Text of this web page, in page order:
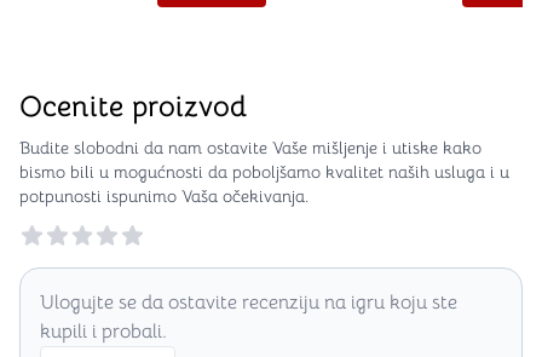
Ocenite proizvod
Budite slobodni da nam ostavite Vaše mišljenje i utiske kako
bismo bili u mogućnosti da poboljšamo kvalitet naših usluga i u
potpunosti ispunimo Vaša očekivanja.
Reviews
Ulogujte se da ostavite recenziju na igru koju ste
kupili i probali.